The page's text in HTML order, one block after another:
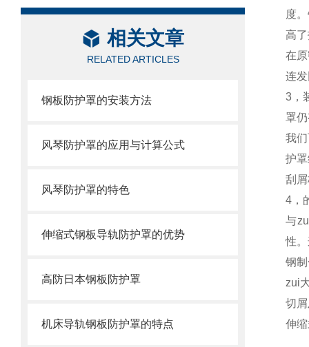
相关文章
RELATED ARTICLES
钢板防护罩的安装方法
风琴防护罩的应用与计算公式
风琴防护罩的特色
伸缩式钢板导轨防护罩的优势
高防日本钢板防护罩
机床导轨钢板防护罩的特点
度
高
在
连
3，
罩
我
护
刮
4，
与
性
钢
zui
切
伸